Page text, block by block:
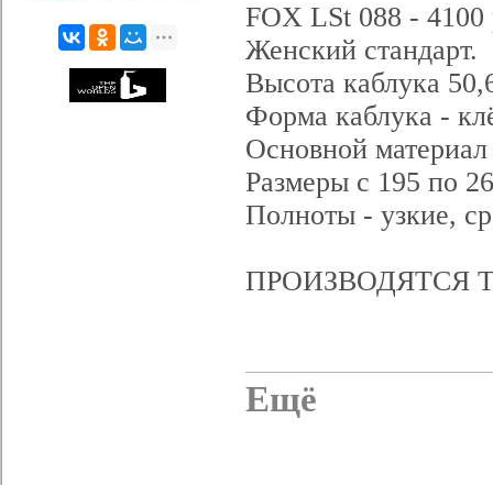
FOX LSt 088 - 4100
Женский стандарт.
Высота каблука
Форма каблука -
Основной
Размеры с 195 по
Полноты - узкие,
ПРОИЗВОДЯТСЯ
Ещё